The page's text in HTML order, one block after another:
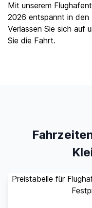
Mit unserem
2026 entspannt in den
Verlassen Sie sich auf
Sie die Fahrt.
Preistabelle für